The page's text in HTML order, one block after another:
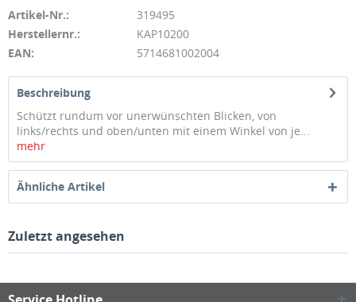
Artikel-Nr.:
319495
Herstellernr.:
KAP10200
EAN:
5714681002004
Beschreibung
Schützt rundum vor unerwünschten Blicken, von
links/rechts und oben/unten mit einem Winkel von je...
mehr
Ähnliche Artikel
Zuletzt angesehen